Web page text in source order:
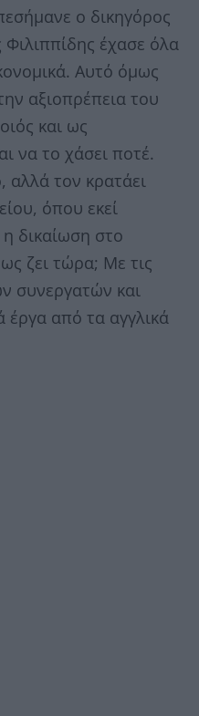
ο δικηγόρος
έχασε όλα
Αυτό όμως
αξιοπρέπεια του
και ως
να το χάσει ποτέ.
αλλά τον κρατάει
όπου εκεί
δικαίωση στο
ζει τώρα; Με τις
συνεργατών και
έργα από τα αγγλικά